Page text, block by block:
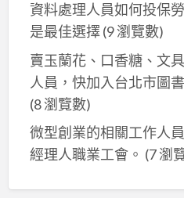
資料處理人員如何投保
是最佳選擇(9 瀏覽數)
賣玉蘭花、口香糖、文
人員，快加入台北市圖
(8 瀏覽數)
微型創業的相關工作人
經理人職業工會。 (7 瀏